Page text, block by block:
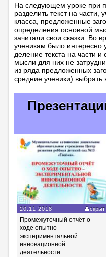
На следующем уроке при
разделить текст на части,
класса, предложенные
определения основной
зачитали свои сказки. Во
ученикам было интересно
деление текста на части
мысли для них не
из ряда предложенных
средние ученики) выбрать
20.11.2018 скрыт
Промежуточный отчёт о
ходе опытно-
экспериментальной
инновационной
деятельности